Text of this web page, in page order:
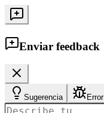
Enviar feedback
Sugerencia Error